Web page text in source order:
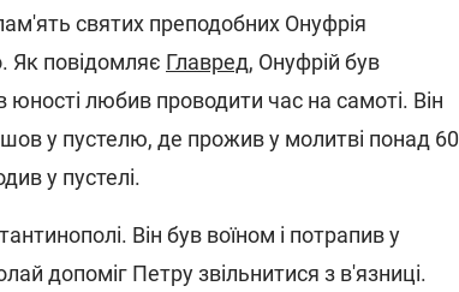
святих преподобних Онуфрія
Як повідомляє Главред, Онуфрій був
любив проводити час на самоті. Він
у пустелю, де прожив у молитві понад 60
у пустелі.
Він був воїном і потрапив у
допоміг Петру звільнитися з в'язниці.